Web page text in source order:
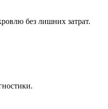
без лишних затрат.